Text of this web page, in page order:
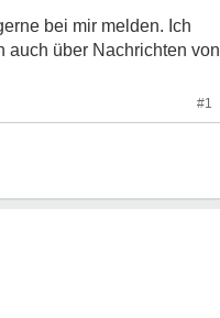
bei mir melden. Ich
auch über Nachrichten von
#1